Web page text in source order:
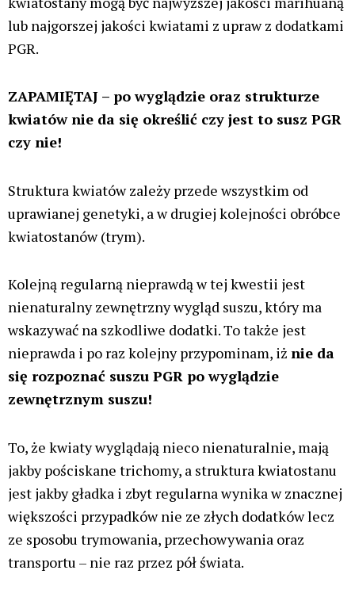
lub najgorszej jakości kwiatami z upraw z dodatkami
PGR.
ZAPAMIĘTAJ – po wyglądzie oraz strukturze
kwiatów nie da się określić czy jest to susz PGR
czy nie!
Struktura kwiatów zależy przede wszystkim od
uprawianej genetyki, a w drugiej kolejności obróbce
kwiatostanów (trym).
Kolejną regularną nieprawdą w tej kwestii jest
nienaturalny zewnętrzny wygląd suszu, który ma
wskazywać na szkodliwe dodatki. To także jest
nieprawda i po raz kolejny przypominam, iż nie da
się rozpoznać suszu PGR po wyglądzie
zewnętrznym suszu!
To, że kwiaty wyglądają nieco nienaturalnie, mają
jakby pościskane trichomy, a struktura kwiatostanu
jest jakby gładka i zbyt regularna wynika w znacznej
większości przypadków nie ze złych dodatków lecz
ze sposobu trymowania, przechowywania oraz
transportu – nie raz przez pół świata.